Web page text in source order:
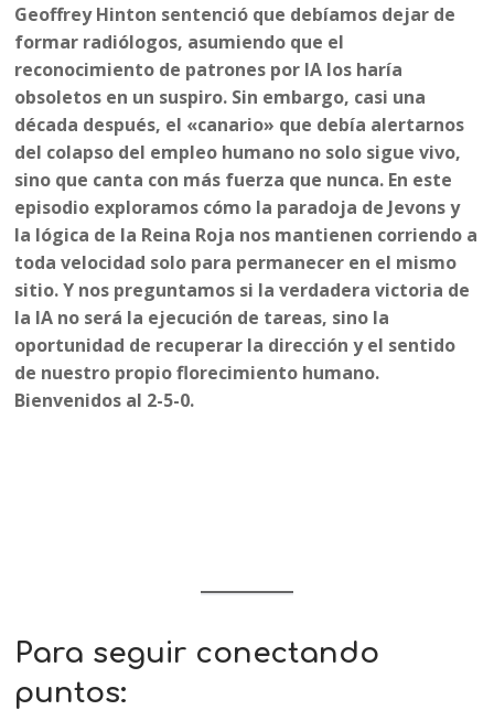
Geoffrey Hinton sentenció que debíamos dejar de
formar radiólogos, asumiendo que el
reconocimiento de patrones por IA los haría
obsoletos en un suspiro. Sin embargo, casi una
década después, el «canario» que debía alertarnos
del colapso del empleo humano no solo sigue vivo,
sino que canta con más fuerza que nunca. En este
episodio exploramos cómo la paradoja de Jevons y
la lógica de la Reina Roja nos mantienen corriendo a
toda velocidad solo para permanecer en el mismo
sitio. Y nos preguntamos si la verdadera victoria de
la IA no será la ejecución de tareas, sino la
oportunidad de recuperar la dirección y el sentido
de nuestro propio florecimiento humano.
Bienvenidos al 2-5-0.
Para seguir conectando
puntos: